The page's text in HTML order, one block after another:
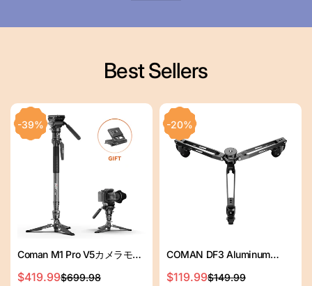
Best Sellers
Coman M1 Pro V5カメラモノ
ポッドが液体ヘッド、ワンク
リッククイックリリース、
セ
$419.99
通 $699.98
-39%
COMAN DF3 Aluminum
Alloy Monopod Dolly 30kg /
66.1 lbs Load 360° Silent
セ
$119.99
通 $149.99
-20%